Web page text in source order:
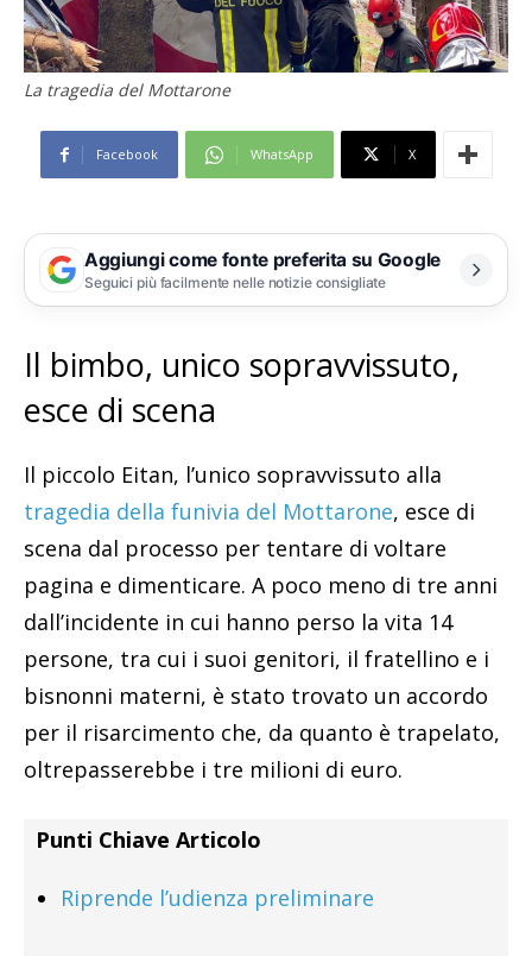
La tragedia del Mottarone
Facebook WhatsApp X
Aggiungi come fonte preferita su Google
Seguici più facilmente nelle notizie consigliate
Il bimbo, unico sopravvissuto,
esce di scena
Il piccolo Eitan, l’unico sopravvissuto alla
tragedia della funivia del Mottarone, esce di
scena dal processo per tentare di voltare
pagina e dimenticare. A poco meno di tre anni
dall’incidente in cui hanno perso la vita 14
persone, tra cui i suoi genitori, il fratellino e i
bisnonni materni, è stato trovato un accordo
per il risarcimento che, da quanto è trapelato,
oltrepasserebbe i tre milioni di euro.
Punti Chiave Articolo
Riprende l’udienza preliminare